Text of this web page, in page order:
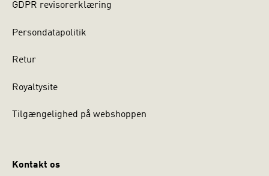
GDPR revisorerklæring
Persondatapolitik
Retur
Royaltysite
Tilgængelighed på webshoppen
Kontakt os